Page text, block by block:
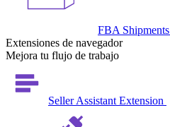
FBA Shipments
Extensiones de navegador
Mejora tu flujo de trabajo
Seller Assistant Extension